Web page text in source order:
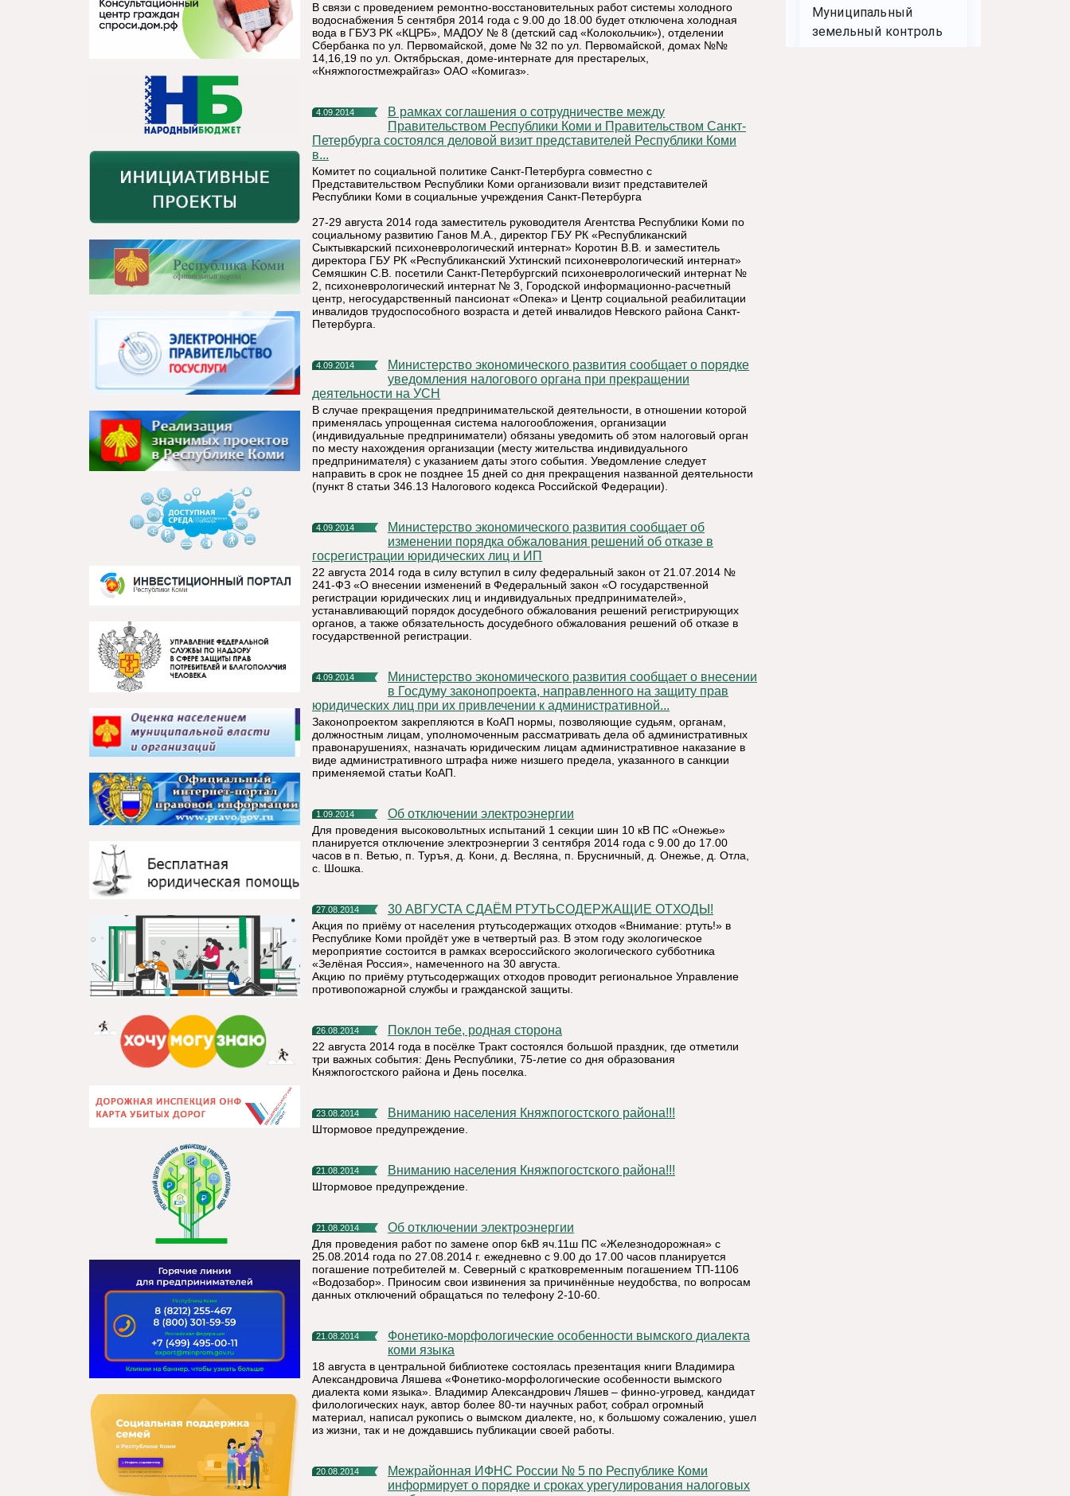
В связи с проведением ремонтно-восстановительных работ системы холодного
водоснабжения 5 сентября 2014 года с 9.00 до 18.00 будет отключена холодная
вода в ГБУЗ РК «КЦРБ», МАДОУ № 8 (детский сад «Колокольчик»), отделении
Сбербанка по ул. Первомайской, доме № 32 по ул. Первомайской, домах №№
14,16,19 по ул. Октябрьская, доме-интернате для престарелых,
«Княжпогостмежрайгаз» ОАО «Комигаз».
4.09.2014
В рамках соглашения о сотрудничестве между
Правительством Республики Коми и Правительством Санкт-
Петербурга состоялся деловой визит представителей Республики Коми
в...
Комитет по социальной политике Санкт-Петербурга совместно с
Представительством Республики Коми организовали визит представителей
Республики Коми в социальные учреждения Санкт-Петербурга
27-29 августа 2014 года заместитель руководителя Агентства Республики Коми по
социальному развитию Ганов М.А., директор ГБУ РК «Республиканский
Сыктывкарский психоневрологический интернат» Коротин В.В. и заместитель
директора ГБУ РК «Республиканский Ухтинский психоневрологический интернат»
Семяшкин С.В. посетили Санкт-Петербургский психоневрологический интернат №
2, психоневрологический интернат № 3, Городской информационно-расчетный
центр, негосударственный пансионат «Опека» и Центр социальной реабилитации
инвалидов трудоспособного возраста и детей инвалидов Невского района Санкт-
Петербурга.
4.09.2014
Министерство экономического развития сообщает о порядке
уведомления налогового органа при прекращении
деятельности на УСН
В случае прекращения предпринимательской деятельности, в отношении которой
применялась упрощенная система налогообложения, организации
(индивидуальные предприниматели) обязаны уведомить об этом налоговый орган
по месту нахождения организации (месту жительства индивидуального
предпринимателя) с указанием даты этого события. Уведомление следует
направить в срок не позднее 15 дней со дня прекращения названной деятельности
(пункт 8 статьи 346.13 Налогового кодекса Российской Федерации).
4.09.2014
Министерство экономического развития сообщает об
изменении порядка обжалования решений об отказе в
госрегистрации юридических лиц и ИП
22 августа 2014 года в силу вступил в силу федеральный закон от 21.07.2014 №
241-ФЗ «О внесении изменений в Федеральный закон «О государственной
регистрации юридических лиц и индивидуальных предпринимателей»,
устанавливающий порядок досудебного обжалования решений регистрирующих
органов, а также обязательность досудебного обжалования решений об отказе в
государственной регистрации.
4.09.2014
Министерство экономического развития сообщает о внесении
в Госдуму законопроекта, направленного на защиту прав
юридических лиц при их привлечении к административной...
Законопроектом закрепляются в КоАП нормы, позволяющие судьям, органам,
должностным лицам, уполномоченным рассматривать дела об административных
правонарушениях, назначать юридическим лицам административное наказание в
виде административного штрафа ниже низшего предела, указанного в санкции
применяемой статьи КоАП.
1.09.2014 Об отключении электроэнергии
Для проведения высоковольтных испытаний 1 секции шин 10 кВ ПС «Онежье»
планируется отключение электроэнергии 3 сентября 2014 года с 9.00 до 17.00
часов в п. Ветью, п. Туръя, д. Кони, д. Весляна, п. Брусничный, д. Онежье, д. Отла,
с. Шошка.
27.08.2014 30 АВГУСТА СДАЁМ РТУТЬСОДЕРЖАЩИЕ ОТХОДЫ!
Акция по приёму от населения ртутьсодержащих отходов «Внимание: ртуть!» в
Республике Коми пройдёт уже в четвертый раз. В этом году экологическое
мероприятие состоится в рамках всероссийского экологического субботника
«Зелёная Россия», намеченного на 30 августа.
Акцию по приёму ртутьсодержащих отходов проводит региональное Управление
противопожарной службы и гражданской защиты.
26.08.2014 Поклон тебе, родная сторона
22 августа 2014 года в посёлке Тракт состоялся большой праздник, где отметили
три важных события: День Республики, 75-летие со дня образования
Княжпогостского района и День поселка.
23.08.2014 Вниманию населения Княжпогостского района!!!
Штормовое предупреждение.
21.08.2014 Вниманию населения Княжпогостского района!!!
Штормовое предупреждение.
21.08.2014 Об отключении электроэнергии
Для проведения работ по замене опор 6кВ яч.11ш ПС «Железнодорожная» с
25.08.2014 года по 27.08.2014 г. ежедневно с 9.00 до 17.00 часов планируется
погашение потребителей м. Северный с кратковременным погашением ТП-1106
«Водозабор». Приносим свои извинения за причинённые неудобства, по вопросам
данных отключений обращаться по телефону 2-10-60.
21.08.2014
Фонетико-морфологические особенности вымского диалекта
коми языка
18 августа в центральной библиотеке состоялась презентация книги Владимира
Александровича Ляшева «Фонетико-морфологические особенности вымского
диалекта коми языка». Владимир Александрович Ляшев – финно-угровед, кандидат
филологических наук, автор более 80-ти научных работ, собрал огромный
материал, написал рукопись о вымском диалекте, но, к большому сожалению, ушел
из жизни, так и не дождавшись публикации своей работы.
20.08.2014
Межрайонная ИФНС России № 5 по Республике Коми
информирует о порядке и сроках урегулирования налоговых